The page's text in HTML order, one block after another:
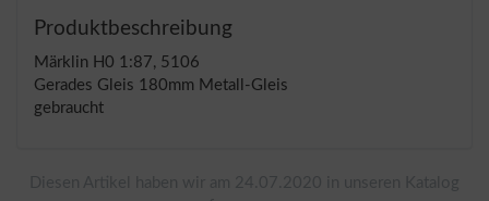
Produktbeschreibung
Märklin H0 1:87, 5106
Gerades Gleis 180mm Metall-Gleis
gebraucht